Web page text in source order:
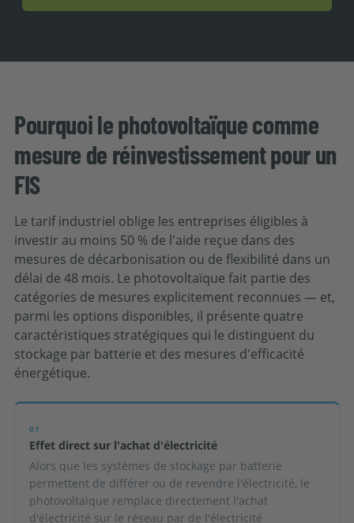
Pourquoi le photovoltaïque comme
mesure de réinvestissement pour un
FIS
Le tarif industriel oblige les entreprises éligibles à
investir au moins 50 % de l'aide reçue dans des
mesures de décarbonisation ou de flexibilité dans un
délai de 48 mois. Le photovoltaïque fait partie des
catégories de mesures explicitement reconnues — et,
parmi les options disponibles, il présente quatre
caractéristiques stratégiques qui le distinguent du
stockage par batterie et des mesures d'efficacité
énergétique.
01
Effet direct sur l'achat d'électricité
Alors que les systèmes de stockage par batterie
permettent de différer ou de revendre l'électricité, le
photovoltaïque remplace directement l'achat
d'électricité sur le réseau par de l'électricité